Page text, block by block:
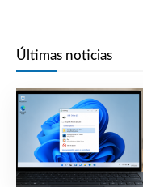
Últimas noticias